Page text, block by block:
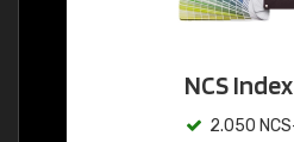
NCS
2.050